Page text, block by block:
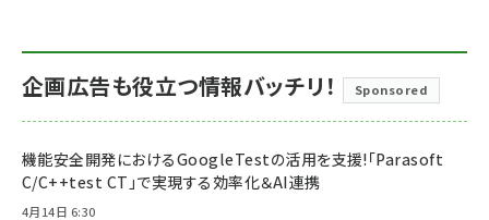
企画広告も役立つ情報バッチリ！ Sponsored
機能安全開発におけるGoogleTestの活用を支援!「Parasoft
C/C++test CT」で実現する効率化＆AI連携
4月14日 6:30